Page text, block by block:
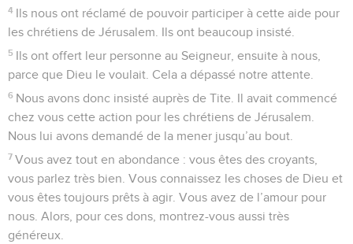
4 Ils nous ont réclamé de pouvoir participer à cette aide pour
les chrétiens de Jérusalem. Ils ont beaucoup insisté.
5 Ils ont offert leur personne au Seigneur, ensuite à nous,
parce que Dieu le voulait. Cela a dépassé notre attente.
6 Nous avons donc insisté auprès de Tite. Il avait commencé
chez vous cette action pour les chrétiens de Jérusalem.
Nous lui avons demandé de la mener jusqu’au bout.
7 Vous avez tout en abondance : vous êtes des croyants,
vous parlez très bien. Vous connaissez les choses de Dieu et
vous êtes toujours prêts à agir. Vous avez de l’amour pour
nous. Alors, pour ces dons, montrez-vous aussi très
généreux.